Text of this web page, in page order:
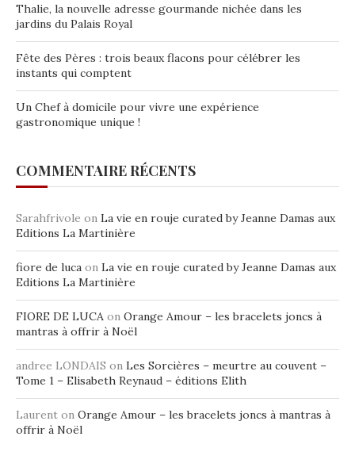
Thalie, la nouvelle adresse gourmande nichée dans les
jardins du Palais Royal
Fête des Pères : trois beaux flacons pour célébrer les
instants qui comptent
Un Chef à domicile pour vivre une expérience
gastronomique unique !
COMMENTAIRE RÉCENTS
Sarahfrivole on La vie en rouje curated by Jeanne Damas aux
Editions La Martinière
fiore de luca on La vie en rouje curated by Jeanne Damas aux
Editions La Martinière
FIORE DE LUCA on Orange Amour – les bracelets joncs à
mantras à offrir à Noël
andree LONDAIS on Les Sorcières – meurtre au couvent –
Tome 1 – Elisabeth Reynaud – éditions Elith
Laurent on Orange Amour – les bracelets joncs à mantras à
offrir à Noël